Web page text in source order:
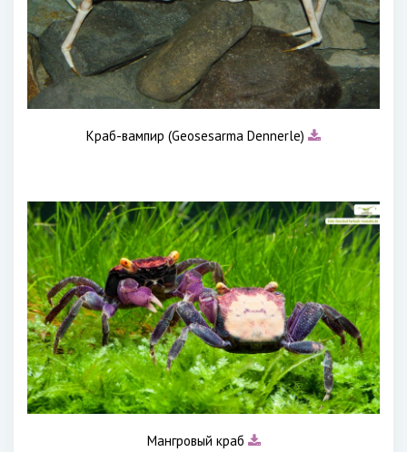
Краб-вампир (Geosesarma Dennerle)
Мангровый краб